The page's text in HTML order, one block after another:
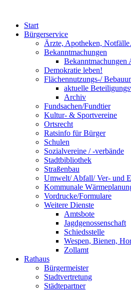
Start
Bürgerservice
Ärzte, Apotheken,
Bekanntmachungen
Bekanntmachungen
Demokratie leben!
Flächennutzungs-/
aktuelle
Archiv
Fundsachen/Fundtier
Kultur- & Sportvereine
Ortsrecht
Ratsinfo für Bürger
Schulen
Sozialvereine / -verbände
Stadtbibliothek
Straßenbau
Umwelt/ Abfall/ Ver- und
Kommunale
Vordrucke/Formulare
Weitere Dienste
Amtsbote
Jagdgenossenschaft
Schiedsstelle
Wespen, Bienen,
Zollamt
Rathaus
Bürgermeister
Stadtvertretung
Städtepartner